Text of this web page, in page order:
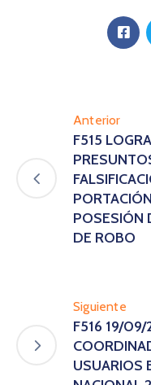
Anterior
F515
POSESIÓN
DE ROBO
Siguiente
F516 19/09/
USUARIOS